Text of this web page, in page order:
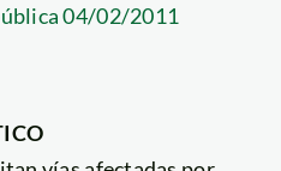
04/02/2011